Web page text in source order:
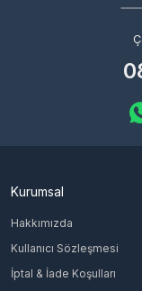
Kurumsal
Hakkımızda
Kullanıcı Sözleşmesi
İptal & İade Koşulları